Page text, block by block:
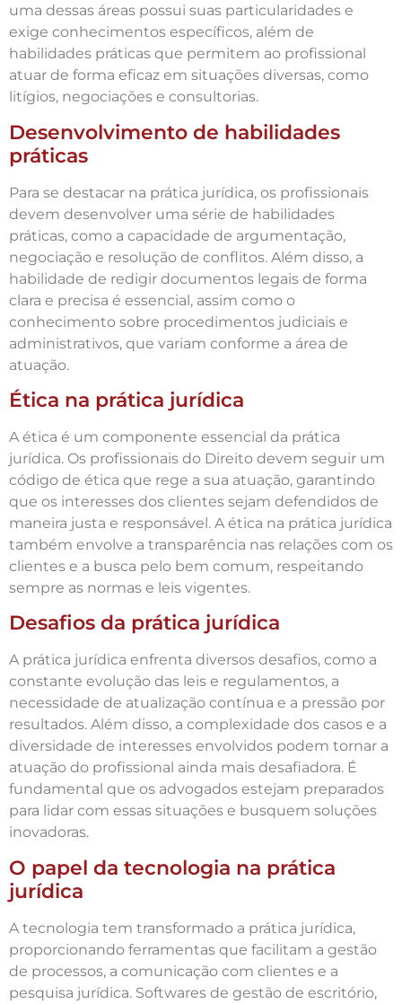
uma dessas áreas possui suas particularidades e
exige conhecimentos específicos, além de
habilidades práticas que permitem ao profissional
atuar de forma eficaz em situações diversas, como
litígios, negociações e consultorias.
Desenvolvimento de habilidades
práticas
Para se destacar na prática jurídica, os profissionais
devem desenvolver uma série de habilidades
práticas, como a capacidade de argumentação,
negociação e resolução de conflitos. Além disso, a
habilidade de redigir documentos legais de forma
clara e precisa é essencial, assim como o
conhecimento sobre procedimentos judiciais e
administrativos, que variam conforme a área de
atuação.
Ética na prática jurídica
A ética é um componente essencial da prática
jurídica. Os profissionais do Direito devem seguir um
código de ética que rege a sua atuação, garantindo
que os interesses dos clientes sejam defendidos de
maneira justa e responsável. A ética na prática jurídica
também envolve a transparência nas relações com os
clientes e a busca pelo bem comum, respeitando
sempre as normas e leis vigentes.
Desafios da prática jurídica
A prática jurídica enfrenta diversos desafios, como a
constante evolução das leis e regulamentos, a
necessidade de atualização contínua e a pressão por
resultados. Além disso, a complexidade dos casos e a
diversidade de interesses envolvidos podem tornar a
atuação do profissional ainda mais desafiadora. É
fundamental que os advogados estejam preparados
para lidar com essas situações e busquem soluções
inovadoras.
O papel da tecnologia na prática
jurídica
A tecnologia tem transformado a prática jurídica,
proporcionando ferramentas que facilitam a gestão
de processos, a comunicação com clientes e a
pesquisa jurídica. Softwares de gestão de escritório,